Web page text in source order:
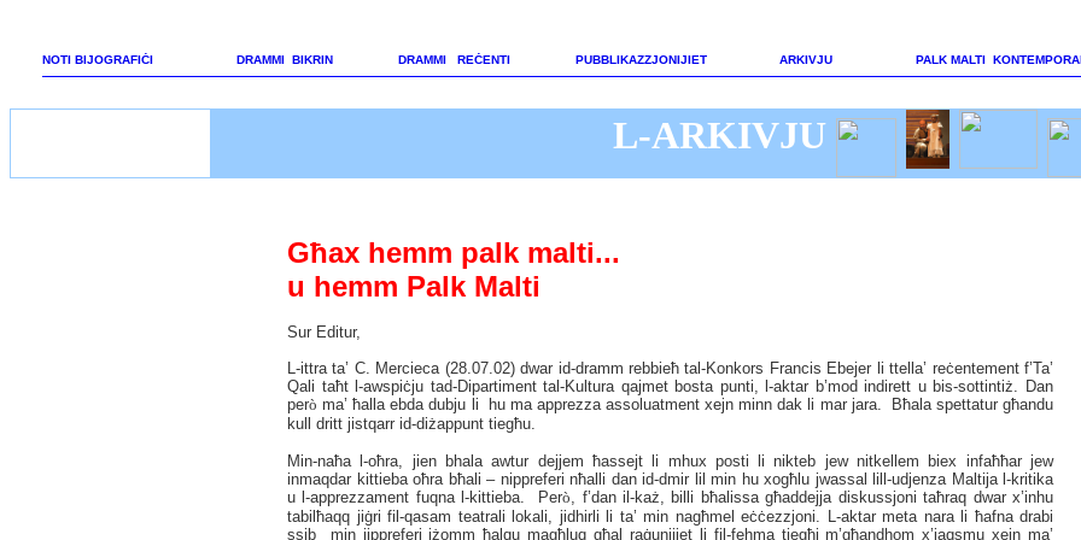
NOTI BIJOGRAFIĊI DRAMMI BIKRIN DRAMMI REĊENTI PUBBLIKAZZJONIJIET ARKIVJU PALK MALTI
L-ARKIVJU
Għax hemm palk malti...
u hemm Palk Malti
Sur Editur,
L-ittra ta’ C. Mercieca (28.07.02) dwar id-dramm rebbieħ tal-Konkors Francis Ebejer li ttella’ reċentement f’Ta’
Qali taħt l-awspiċju tad-Dipartiment tal-Kultura qajmet bosta punti, l-aktar b’mod indirett u bis-sottintiż. Dan
però ma’ ħalla ebda dubju li hu ma apprezza assoluatment xejnminn dak li mar jara. Bħala spettatur għandu
kull dritt jistqarr id-diżappunt tiegħu.
Min-naħa l-oħra, jien bhala awtur dejjem ħassejt li mhux posti li nikteb jew nitkellem biex infaħħar jew
inmaqdar kittieba oħra bħali – nippreferi nħalli dan id-dmir lil min hu xogħlu jwassal lill-udjenza Maltija l-kritika
u l-apprezzament fuqna l-kittieba. Però, f’dan il-każ, billi bħalissa għaddejja diskussjoni taħraq dwar x’inhu
tabilħaqq jiġri fil-qasam teatrali lokali, jidhirli li ta’ min nagħmel eċċezzjoni. L-aktar meta nara li ħafna drabi
ssib min jippreferi jżomm ħalqu magħluq għal raġunijiet li fil-fehma tiegħi m’għandhom x’jaqsmu xejn ma’